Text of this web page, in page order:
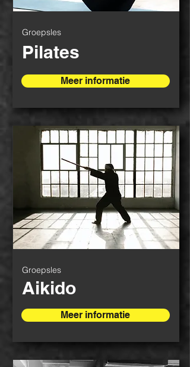
Groepsles
Pilates
Meer informatie
Groepsles
Aikido
Meer informatie